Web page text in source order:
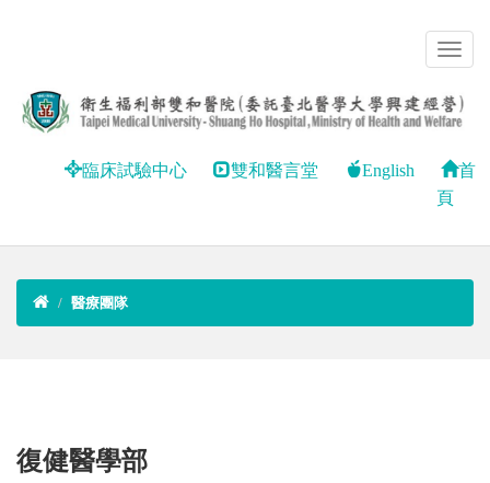
臨床試驗中心 雙和醫言堂 English
首
頁
醫療團隊
復健醫學部